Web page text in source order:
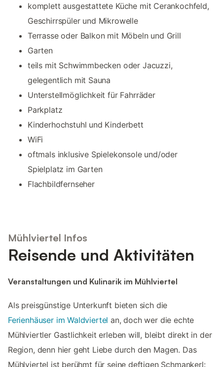
komplett ausgestattete Küche mit Cerankochfeld,
Geschirrspüler und Mikrowelle
Terrasse oder Balkon mit Möbeln und Grill
Garten
teils mit Schwimmbecken oder Jacuzzi,
gelegentlich mit Sauna
Unterstellmöglichkeit für Fahrräder
Parkplatz
Kinderhochstuhl und Kinderbett
WiFi
oftmals inklusive Spielekonsole und/oder
Spielplatz im Garten
Flachbildfernseher
Mühlviertel Infos
Reisende und Aktivitäten
Veranstaltungen und Kulinarik im Mühlviertel
Als preisgünstige Unterkunft bieten sich die
Ferienhäuser im Waldviertel an, doch wer die echte
Mühlviertler Gastlichkeit erleben will, bleibt direkt in der
Region, denn hier geht Liebe durch den Magen. Das
Mühlviertel ist berühmt für seine deftigen Schmankerl: